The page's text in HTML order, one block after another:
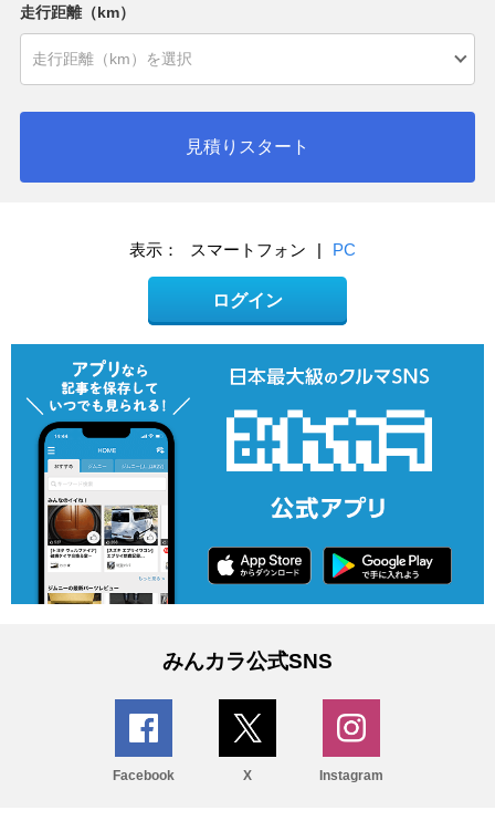
走行距離（km）
見積りスタート
表示： スマートフォン | PC
ログイン
みんカラ公式SNS
Facebook X Instagram